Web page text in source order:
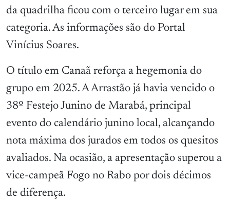
da quadrilha ficou com o terceiro lugar em sua
categoria. As informações são do Portal
Vinícius Soares.
O título em Canaã reforça a hegemonia do
grupo em 2025. A Arrastão já havia vencido o
38º Festejo Junino de Marabá, principal
evento do calendário junino local, alcançando
nota máxima dos jurados em todos os quesitos
avaliados. Na ocasião, a apresentação superou a
vice-campeã Fogo no Rabo por dois décimos
de diferença.